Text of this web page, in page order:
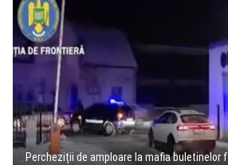
Percheziții de amploare la mafia buletinelor